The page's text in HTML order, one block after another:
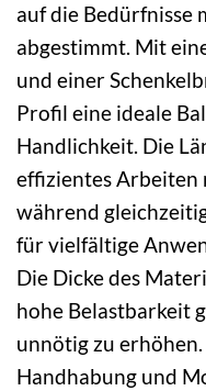
auf die Bedürfnisse
abgestimmt. Mit
und einer
Profil eine ideale
Handlichkeit. Die
effizientes Arbeiten
während
für vielfältige
Die Dicke des
hohe Belastbarkeit
unnötig zu
Handhabung und